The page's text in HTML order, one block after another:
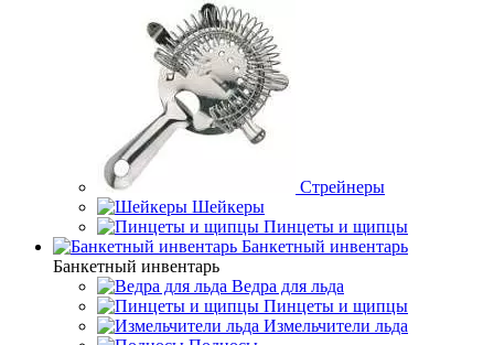
Стрейнеры
Шейкеры
Пинцеты и щипцы
Банкетный инвентарь
Банкетный инвентарь
Ведра для льда
Пинцеты и щипцы
Измельчители льда